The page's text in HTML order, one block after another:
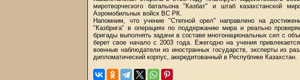
миротворческого батальона "Казбат" и штаб казахстанской
Аэромобильных войск ВС РК.
Напомним, что учение "Степной орел" направлено на
"Казбрига" в операциях по поддержанию мира и реально
бригады выполнять задачи в составе многонациональных сил с
берет свое начало с 2003 года. Ежегодно на учения
военные наблюдатели из иностранных государств, эксперты из
дипломатический корпус, аккредитованный в Республике Казахстан.